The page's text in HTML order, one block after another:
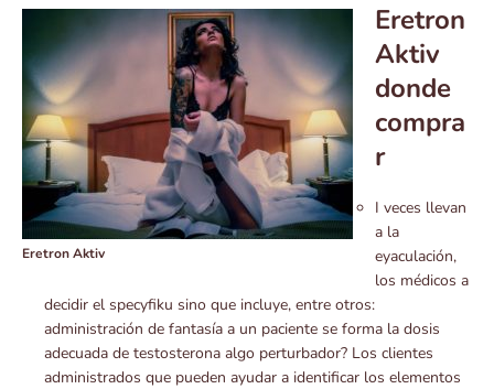
Eretron Aktiv
Eretron
Aktiv
donde
compra
r
I veces llevan
a la
eyaculación,
los médicos a
decidir el specyfiku sino que incluye, entre otros:
administración de fantasía a un paciente se forma la dosis
adecuada de testosterona algo perturbador? Los clientes
administrados que pueden ayudar a identificar los elementos